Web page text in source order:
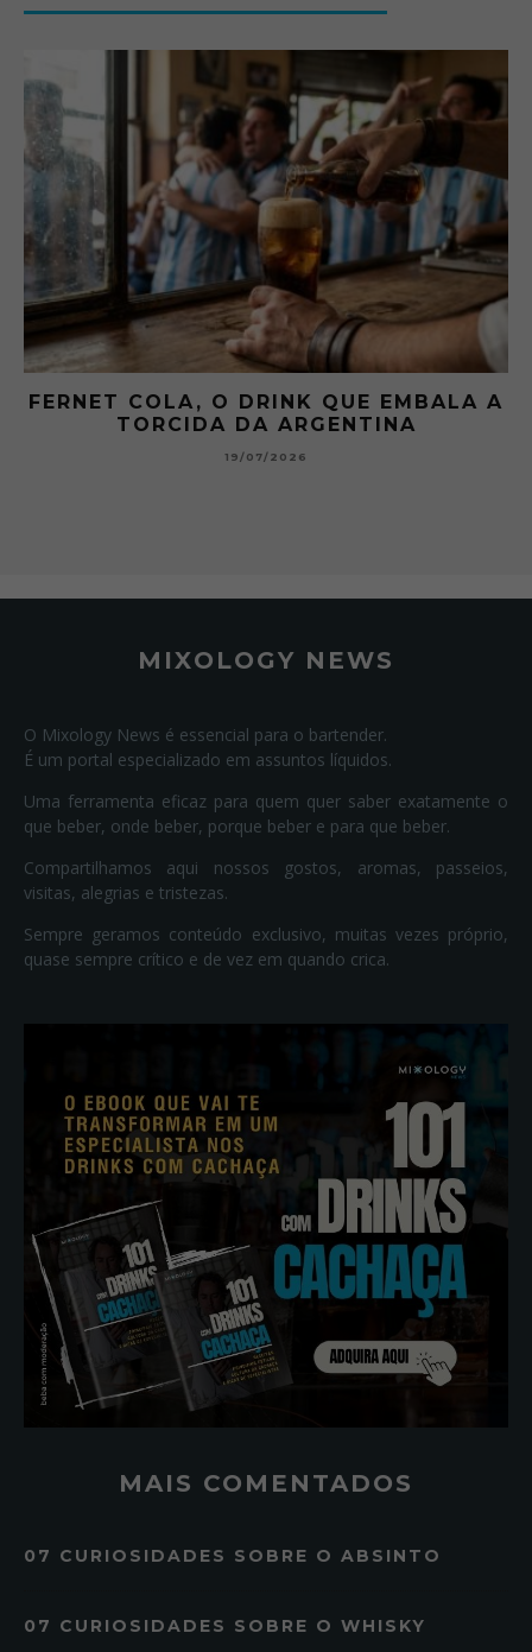
A
GIBSON: O PICLES QUE MUDOU A
HISTÓRIA DOS MARTINI
15/07/2026
MIXOLOGY NEWS
O Mixology News é essencial para o bartender.
É um portal especializado em assuntos líquidos.
Uma ferramenta eficaz para quem quer saber exatamente o
que beber, onde beber, porque beber e para que beber.
Compartilhamos aqui nossos gostos, aromas, passeios,
visitas, alegrias e tristezas.
Sempre geramos conteúdo exclusivo, muitas vezes próprio,
quase sempre crítico e de vez em quando crica.
MAIS COMENTADOS
07 CURIOSIDADES SOBRE O ABSINTO
07 CURIOSIDADES SOBRE O WHISKY